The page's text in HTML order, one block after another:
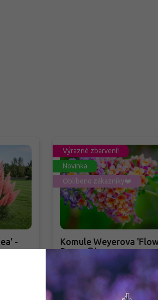
-
Výrazné zbarvení!
Novinka
Oblíbeno zákazníky❤️
Komule Weyerova
Power®'
Buddleja weyeriana 'Flower
PŘEDOBJEDNÁVKA PODZIM